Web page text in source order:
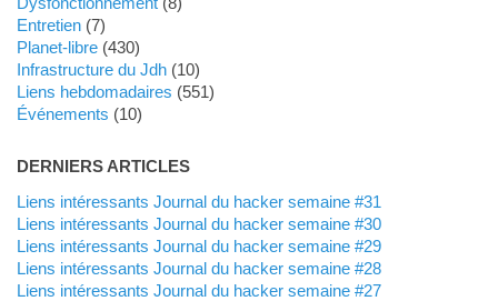
Entretien(7)
planet-libre(430)
Infrastructure du Jdh(10)
liens hebdomadaires (551)
événements (10)
DERNIERS ARTICLES
Liens intéressants Journal du hacker semaine #31
Liens intéressants Journal du hacker semaine #30
Liens intéressants Journal du hacker semaine #29
Liens intéressants Journal du hacker semaine #28
Liens intéressants Journal du hacker semaine #27